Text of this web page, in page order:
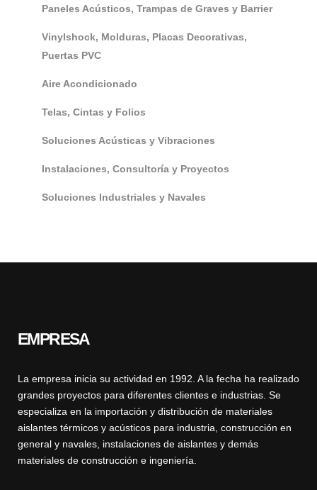
Paneles Acústicos, Trampas de Graves y Barrier
Vinylshock, Molduras, Placas Decorativas,
Puertas PVC
Aire Acondicionado
Telas, Cintas y Folios
Soluciones Acústicas y Vibraciones
Instalaciones, Consultoría y Proyectos
Soluciones Industriales y Navales
EMPRESA
La empresa inicia su actividad en 1992. A la fecha ha realizado
grandes proyectos para diferentes clientes e industrias. Se
especializa en la importación y distribución de materiales
aislantes térmicos y acústicos para industria, construcción en
general y navales, instalaciones de aislantes y demás
materiales de construcción e ingeniería.